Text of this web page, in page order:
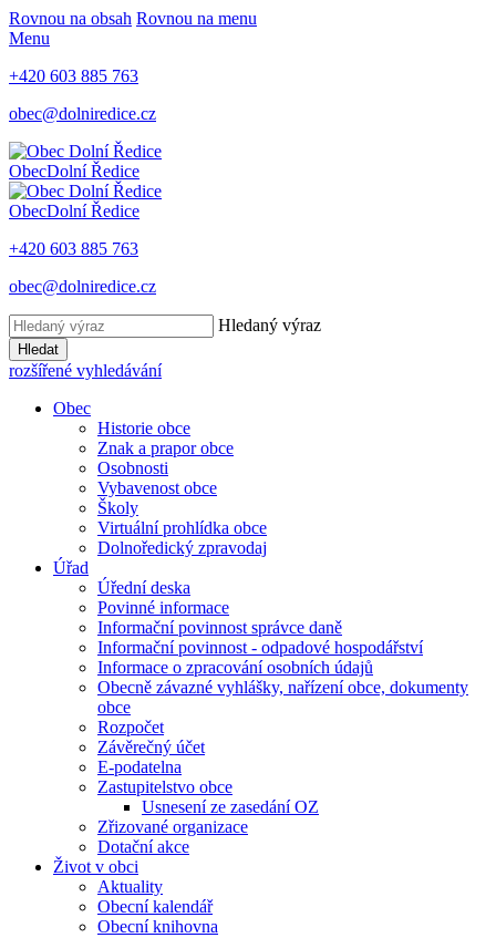
Rovnou na obsah Rovnou na menu
Menu
+420 603 885 763
obec@dolniredice.cz
ObecDolní Ředice
ObecDolní Ředice
+420 603 885 763
obec@dolniredice.cz
Hledaný výraz
Hledat
rozšířené vyhledávání
Obec
Historie obce
Znak a prapor obce
Osobnosti
Vybavenost obce
Školy
Virtuální prohlídka obce
Dolnoředický zpravodaj
Úřad
Úřední deska
Povinné informace
Informační povinnost správce daně
Informační povinnost - odpadové hospodářství
Informace o zpracování osobních údajů
Obecně závazné vyhlášky, nařízení obce, dokumenty
obce
Rozpočet
Závěrečný účet
E-podatelna
Zastupitelstvo obce
Usnesení ze zasedání OZ
Zřizované organizace
Dotační akce
Život v obci
Aktuality
Obecní kalendář
Obecní knihovna